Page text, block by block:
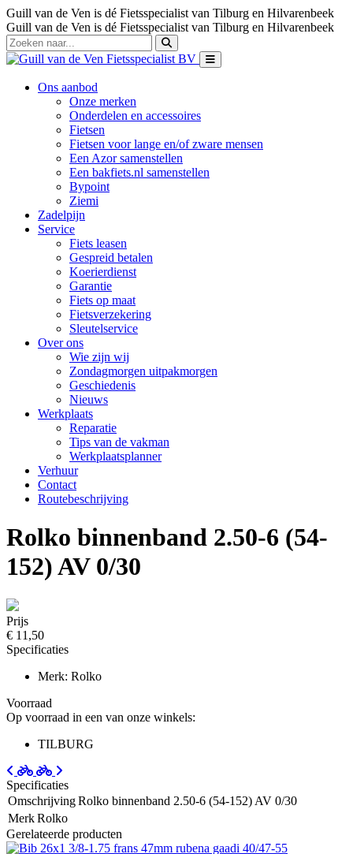
Guill van de Ven is dé Fietsspecialist van Tilburg en Hilvarenbeek
Guill van de Ven is dé Fietsspecialist van Tilburg en Hilvarenbeek
Ons aanbod
Onze merken
Onderdelen en accessoires
Fietsen
Fietsen voor lange en/of zware mensen
Een Azor samenstellen
Een bakfiets.nl samenstellen
Bypoint
Ziemi
Zadelpijn
Service
Fiets leasen
Gespreid betalen
Koerierdienst
Garantie
Fiets op maat
Fietsverzekering
Sleutelservice
Over ons
Wie zijn wij
Zondagmorgen uitpakmorgen
Geschiedenis
Nieuws
Werkplaats
Reparatie
Tips van de vakman
Werkplaatsplanner
Verhuur
Contact
Routebeschrijving
Rolko binnenband 2.50-6 (54-
152) AV 0/30
Prijs
€ 11,50
Specificaties
Merk: Rolko
Voorraad
Op voorraad in een van onze winkels:
TILBURG
Specificaties
OmschrijvingRolko binnenband 2.50-6 (54-152) AV 0/30
MerkRolko
Gerelateerde producten